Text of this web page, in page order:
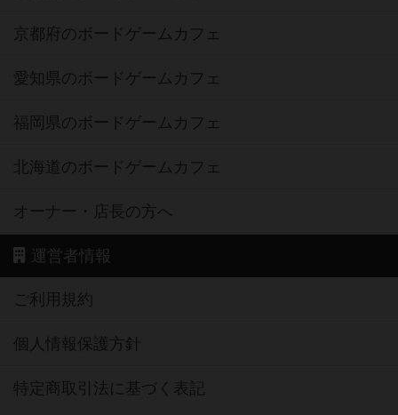
京都府のボードゲームカフェ
愛知県のボードゲームカフェ
福岡県のボードゲームカフェ
北海道のボードゲームカフェ
オーナー・店長の方へ
運営者情報
ご利用規約
個人情報保護方針
特定商取引法に基づく表記